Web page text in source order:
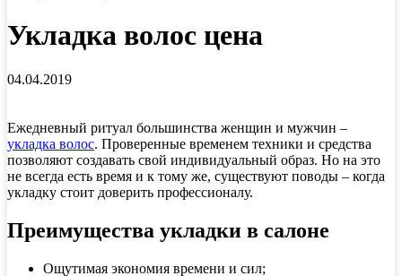
Укладка волос цена
04.04.2019
Ежедневный ритуал большинства женщин и мужчин –
укладка волос. Проверенные временем техники и средства
позволяют создавать свой индивидуальный образ. Но на это
не всегда есть время и к тому же, существуют поводы – когда
укладку стоит доверить профессионалу.
Преимущества укладки в салоне
Ощутимая экономия времени и сил;